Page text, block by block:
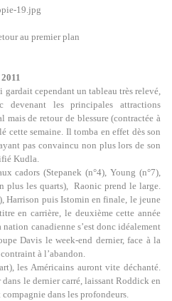
au premier plan
cependant un tableau très relevé,
les principales attractions
de retour de blessure (contractée à
cette semaine. Il tomba en effet dès son
pas convaincu non plus lors de son
Kudla.
cadors (Stepanek (n°4), Young (n°7),
plus les quarts), Raonic prend le large.
Harrison puis Istomin en finale, le jeune
en carrière, le deuxième cette année
canadienne s’est donc idéalement
Davis le week-end dernier, face à la
à l’abandon.
les Américains auront vite déchanté.
le dernier carré, laissant Roddick en
dans les profondeurs.